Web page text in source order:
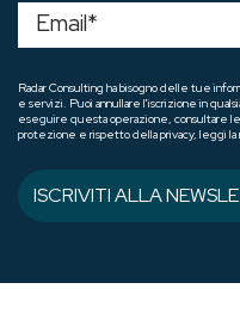
Radar Consulting ha bisogno delle tue
e servizi. Puoi annullare l'iscrizione in
eseguire questa operazione, consultare le
protezione e rispetto della privacy, leggi la